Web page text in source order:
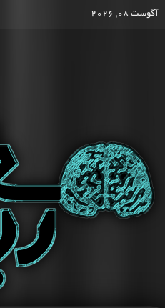
آگوست 08, 2026